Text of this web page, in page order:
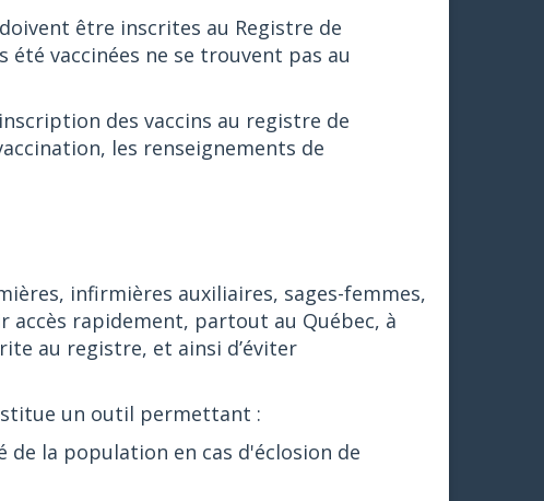
être inscrites au Registre de
été vaccinées ne se trouvent pas au
des vaccins au registre de
les renseignements de
infirmières auxiliaires, sages-femmes,
accès rapidement, partout au Québec, à
au registre, et ainsi d’éviter
un outil permettant :
la population en cas d'éclosion de